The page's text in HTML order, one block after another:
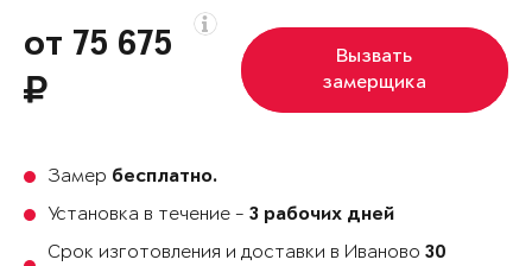
от 75 675
Вызвать
замерщика
Замер бесплатно.
Установка в течение - 3 рабочих дней
Срок изготовления и доставки в Иваново 30